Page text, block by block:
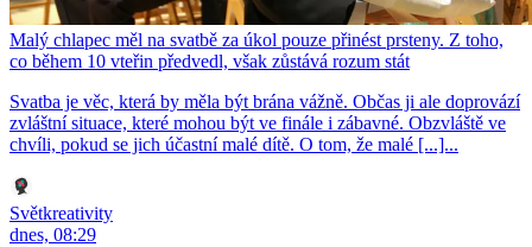
Malý chlapec měl na svatbě za úkol pouze přinést prsteny. Z toho,
co během 10 vteřin předvedl, však zůstává rozum stát
Svatba je věc, která by měla být brána vážně. Občas ji ale doprovází
zvláštní situace, které mohou být ve finále i zábavné. Obzvláště ve
chvíli, pokud se jich účastní malé dítě. O tom, že malé [...]...
Světkreativity
dnes, 08:29